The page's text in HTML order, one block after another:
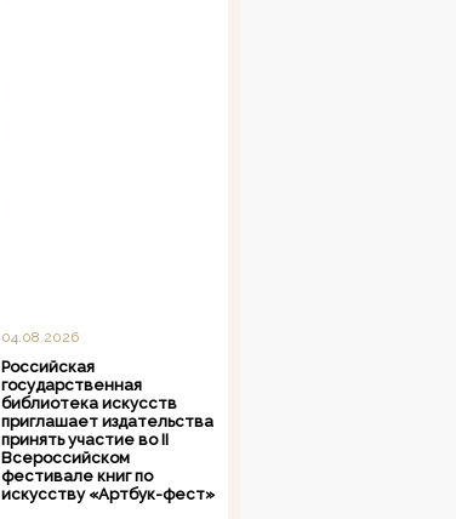
04.08.2026
Российская
государственная
библиотека искусств
приглашает издательства
принять участие во II
Всероссийском
фестивале книг по
искусству «Артбук-фест»